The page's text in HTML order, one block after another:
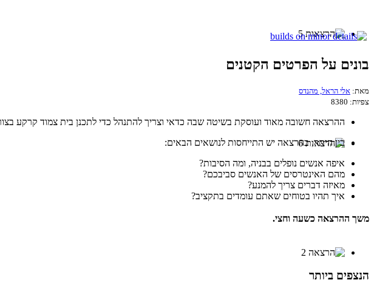
בונים על הפרטים הקטנים
מאת: אלי הראל, מהנדס
צפיות: 8380
ההרצאה חשובה מאוד ועוסקת בשיטה שבה כדאי וצריך להתנהל כדי לתכנן בית צמוד קרקע
בין היתר, בהרצאה יש התייחסות לנושאים הבאים:
איפה אנשים נופלים בבניה, ומה הסיבות?
מהם האינטרסים של האנשים סביבכם?
מאיזה דברים צריך להמנע?
איך תהיו בטוחים שאתם עומדים בתקציב?
משך ההרצאה כשעה וחצי.
הנצפים ביותר